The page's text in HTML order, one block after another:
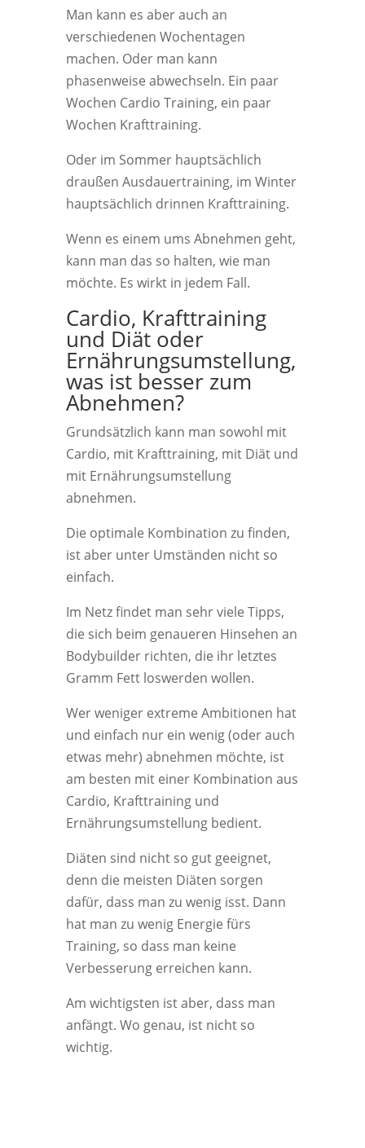
Man kann es aber auch an
verschiedenen Wochentagen
machen. Oder man kann
phasenweise abwechseln. Ein paar
Wochen Cardio Training, ein paar
Wochen Krafttraining.
Oder im Sommer hauptsächlich
draußen Ausdauertraining, im Winter
hauptsächlich drinnen Krafttraining.
Wenn es einem ums Abnehmen geht,
kann man das so halten, wie man
möchte. Es wirkt in jedem Fall.
Cardio, Krafttraining
und Diät oder
Ernährungsumstellung,
was ist besser zum
Abnehmen?
Grundsätzlich kann man sowohl mit
Cardio, mit Krafttraining, mit Diät und
mit Ernährungsumstellung
abnehmen.
Die optimale Kombination zu finden,
ist aber unter Umständen nicht so
einfach.
Im Netz findet man sehr viele Tipps,
die sich beim genaueren Hinsehen an
Bodybuilder richten, die ihr letztes
Gramm Fett loswerden wollen.
Wer weniger extreme Ambitionen hat
und einfach nur ein wenig (oder auch
etwas mehr) abnehmen möchte, ist
am besten mit einer Kombination aus
Cardio, Krafttraining und
Ernährungsumstellung bedient.
Diäten sind nicht so gut geeignet,
denn die meisten Diäten sorgen
dafür, dass man zu wenig isst. Dann
hat man zu wenig Energie fürs
Training, so dass man keine
Verbesserung erreichen kann.
Am wichtigsten ist aber, dass man
anfängt. Wo genau, ist nicht so
wichtig.